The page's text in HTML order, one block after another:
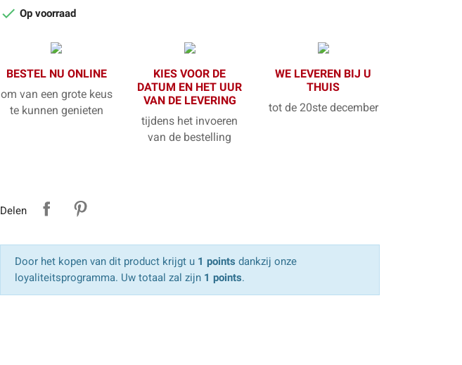
 Op voorraad
BESTEL NU ONLINE
om van een grote keus
te kunnen genieten
KIES VOOR DE
DATUM EN HET UUR
VAN DE LEVERING
tijdens het invoeren
van de bestelling
WE LEVEREN BIJ U
THUIS
tot de 20ste december
Delen
Door het kopen van dit product krijgt u 1 points dankzij onze
loyaliteitsprogramma. Uw totaal zal zijn 1 points.